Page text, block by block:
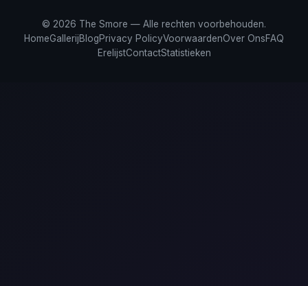
© 2026 The Smore — Alle rechten voorbehouden.
HomeGallerijBlogPrivacy PolicyVoorwaardenOver OnsFAQ
ErelijstContactStatistieken